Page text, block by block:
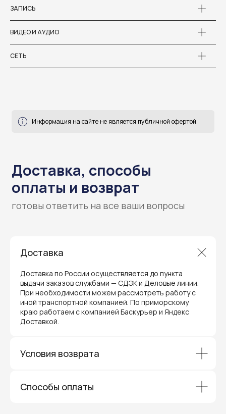
ЗАПИСЬ
ВИДЕО И АУДИО
СЕТЬ
Доставка, способы
оплаты и возврат
готовы ответить на все ваши вопросы
Доставка
Доставка по России осуществляется до пункта
выдачи заказов службами — СДЭК и Деловые линии.
При необходимости можем рассмотреть работу с
иной транспортной компанией. По приморскому
краю работаем с компанией Баскурьер и Яндекс
Доставкой.
Условия возврата
Способы оплаты
Гарантия и поддержка
Мы предлагаем полный послепродажный
сервис для торгового оборудования,
через официальные сервисные центры
и ждать длительное время — мы обеспечиваем
быструю и эффективную коммуникацию с АСЦ,
ремонт и сервис